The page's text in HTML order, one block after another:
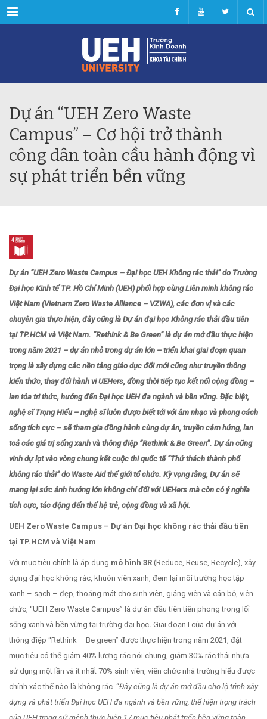
Menu
Dự án “UEH Zero Waste
Campus” – Cơ hội trở thành
công dân toàn cầu hành động vì
sự phát triển bền vững
Dự án “UEH Zero Waste Campus – Đại học UEH Không rác thải” do Trường
Đại học Kinh tế TP. Hồ Chí Minh (UEH) phối hợp cùng Liên minh không rác
Việt Nam (Vietnam Zero Waste Alliance – VZWA), các đơn vị và các
chuyên gia thực hiện, đây cũng là Dự án đại học Không rác thải đầu tiên
tại TP.HCM và Việt Nam. “Rethink & Be Green” là dự án mở đầu thực hiện
trong năm 2021 – dự án nhỏ trong dự án lớn – triển khai giai đoạn quan
trọng là xây dựng các nền tảng giáo dục đổi mới cũng như truyền thông
kiến thức, thay đổi hành vi UEHers, đồng thời tiếp tục kết nối cộng đồng –
lan tỏa tri thức, hướng đến Đại học UEH đa ngành và bền vững. Đặc biệt,
nghệ sĩ Trọng Hiếu – nghệ sĩ luôn được biết tới với âm nhạc và phong cách
sống tích cực – sẽ tham gia đồng hành cùng dự án, truyền cảm hứng, lan
toả các giá trị sống xanh và thông điệp “Rethink & Be Green”. Dự án cũng
vinh dự lọt vào vòng chung kết cuộc thi quốc tế “Thử thách thành phố
không rác thải” do Waste Aid thế giới tổ chức. Kỳ vọng rằng, Dự án sẽ
mang lại sức ảnh hưởng lớn không chỉ đối với UEHers mà còn có ý nghĩa
tích cực, tác động đến thế hệ trẻ, cộng đồng và xã hội.
UEH Zero Waste Campus – Dự án Đại học không rác thải đầu tiên
tại TP.HCM và Việt Nam
Với mục tiêu chính là áp dụng mô hình 3R (Reduce, Reuse, Recycle), xây
dựng đại học không rác, khuôn viên xanh, đem lại môi trường học tập
xanh – sạch – đẹp, thoáng mát cho sinh viên, giảng viên và cán bộ, viên
chức, “UEH Zero Waste Campus” là dự án đầu tiên tiên phong trong lối
sống xanh và bền vững tại trường đại học. Giai đoạn I của dự án với
thông điệp “Rethink – Be green” được thực hiện trong năm 2021, đặt
mục tiêu có thể giảm 40% lượng rác nói chung, giảm 30% rác thải nhựa
sử dụng một lần và ít nhất 70% sinh viên, viên chức nhà trường hiểu được
chính xác thế nào là không rác. “Đây cũng là dự án mở đầu cho lộ trình xây
dựng và phát triển Đại học UEH đa ngành và bền vững, thể hiện trọng trách